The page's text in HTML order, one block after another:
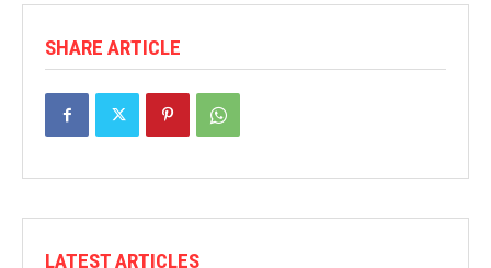
SHARE ARTICLE
LATEST ARTICLES